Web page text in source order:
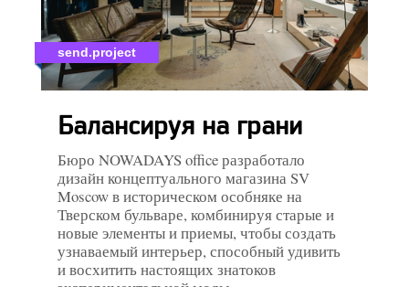
send.project
Балансируя на грани
Бюро NOWADAYS office разработало
дизайн концептуального магазина SV
Moscow в историческом особняке на
Тверском бульваре, комбинируя старые и
новые элементы и приемы, чтобы создать
узнаваемый интерьер, способный удивить
и восхитить настоящих знатоков